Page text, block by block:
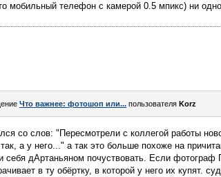
мобильный телефон с камерой 0.5 мпикс) ни
Что важнее: фотошоп или... пользователя Korz
со слов: "Пересмотрели с коллегой работы
а у него..." а так это больше похоже на
себя дАртаньяном почуствовать. Если
в ту обёртку, в которой у него их купят.